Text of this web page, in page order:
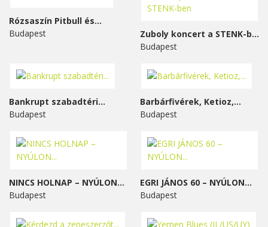
Rózsaszín Pitbull és...
Budapest
Zuboly koncert a STENK-ben
Budapest
Bankrupt szabadtéri...
Budapest
Barbárfivérek, Ketioz,...
Budapest
NINCS HOLNAP – NYÚLON...
Budapest
EGRI JÁNOS 60 – NYÚLON...
Budapest